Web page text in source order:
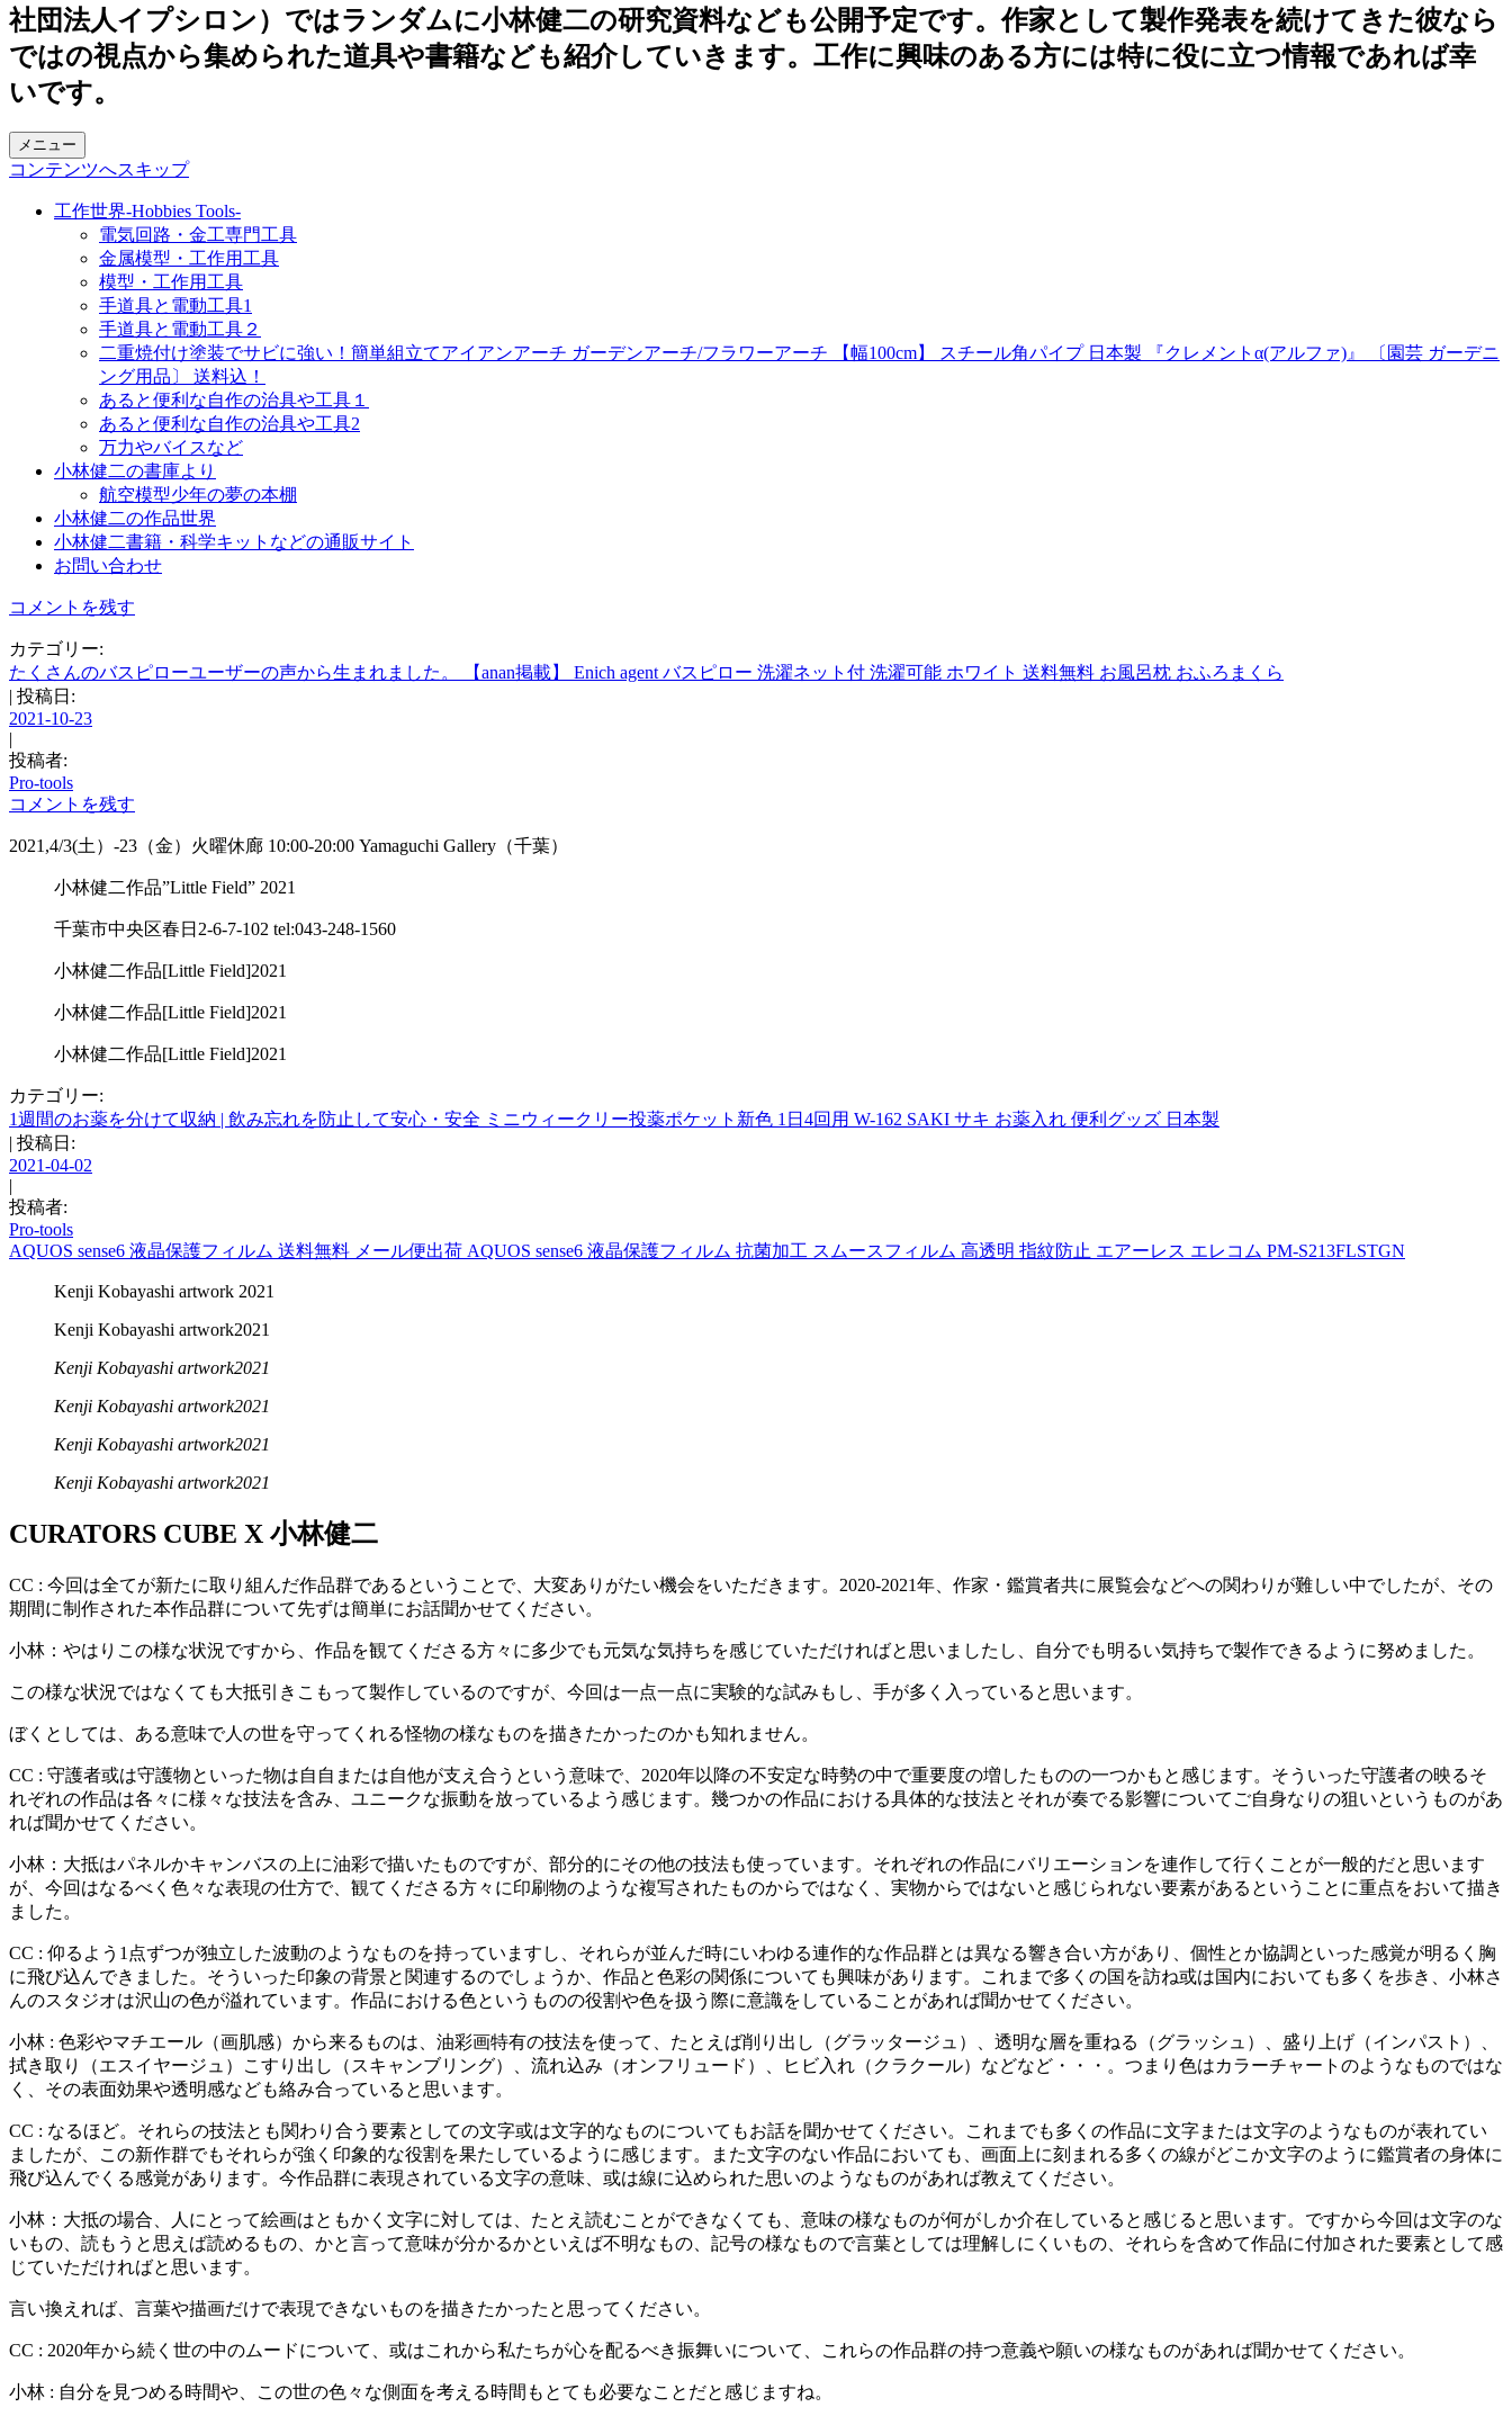
社団法人イプシロン）ではランダムに小林健二の研究資料なども公開予定です。作家として製作発表を続けてきた彼なら
ではの視点から集められた道具や書籍なども紹介していきます。工作に興味のある方には特に役に立つ情報であれば幸
いです。
メニュー
コンテンツへスキップ
工作世界-Hobbies Tools-
電気回路・金工専門工具
金属模型・工作用工具
模型・工作用工具
手道具と電動工具1
手道具と電動工具２
二重焼付け塗装でサビに強い！簡単組立てアイアンアーチ ガーデンアーチ/フラワーアーチ 【幅100cm】 スチール角パイプ 日本製 『クレメントα(アルファ)』 〔園芸 ガーデニ
ング用品〕 送料込！
あると便利な自作の治具や工具１
あると便利な自作の治具や工具2
万力やバイスなど
小林健二の書庫より
航空模型少年の夢の本棚
小林健二の作品世界
小林健二書籍・科学キットなどの通販サイト
お問い合わせ
コメントを残す
カテゴリー:
たくさんのバスピローユーザーの声から生まれました。 【anan掲載】 Enich agent バスピロー 洗濯ネット付 洗濯可能 ホワイト 送料無料 お風呂枕 おふろまくら
| 投稿日:
2021-10-23
|
投稿者:
Pro-tools
コメントを残す
2021,4/3(土）-23（金）火曜休廊 10:00-20:00 Yamaguchi Gallery（千葉）
小林健二作品”Little Field” 2021
千葉市中央区春日2-6-7-102 tel:043-248-1560
小林健二作品[Little Field]2021
小林健二作品[Little Field]2021
小林健二作品[Little Field]2021
カテゴリー:
1週間のお薬を分けて収納 | 飲み忘れを防止して安心・安全 ミニウィークリー投薬ポケット新色 1日4回用 W-162 SAKI サキ お薬入れ 便利グッズ 日本製
| 投稿日:
2021-04-02
|
投稿者:
Pro-tools
AQUOS sense6 液晶保護フィルム 送料無料 メール便出荷 AQUOS sense6 液晶保護フィルム 抗菌加工 スムースフィルム 高透明 指紋防止 エアーレス エレコム PM-S213FLSTGN
Kenji Kobayashi artwork 2021
Kenji Kobayashi artwork2021
Kenji Kobayashi artwork2021
Kenji Kobayashi artwork2021
Kenji Kobayashi artwork2021
Kenji Kobayashi artwork2021
CURATORS CUBE X 小林健二
CC : 今回は全てが新たに取り組んだ作品群であるということで、大変ありがたい機会をいただきます。2020-2021年、作家・鑑賞者共に展覧会などへの関わりが難しい中でしたが、その
期間に制作された本作品群について先ずは簡単にお話聞かせてください。
小林：やはりこの様な状況ですから、作品を観てくださる方々に多少でも元気な気持ちを感じていただければと思いましたし、自分でも明るい気持ちで製作できるように努めました。
この様な状況ではなくても大抵引きこもって製作しているのですが、今回は一点一点に実験的な試みもし、手が多く入っていると思います。
ぼくとしては、ある意味で人の世を守ってくれる怪物の様なものを描きたかったのかも知れません。
CC : 守護者或は守護物といった物は自自または自他が支え合うという意味で、2020年以降の不安定な時勢の中で重要度の増したものの一つかもと感じます。そういった守護者の映るそ
れぞれの作品は各々に様々な技法を含み、ユニークな振動を放っているよう感じます。幾つかの作品における具体的な技法とそれが奏でる影響についてご自身なりの狙いというものがあ
れば聞かせてください。
小林：大抵はパネルかキャンバスの上に油彩で描いたものですが、部分的にその他の技法も使っています。それぞれの作品にバリエーションを連作して行くことが一般的だと思います
が、今回はなるべく色々な表現の仕方で、観てくださる方々に印刷物のような複写されたものからではなく、実物からではないと感じられない要素があるということに重点をおいて描き
ました。
CC : 仰るよう1点ずつが独立した波動のようなものを持っていますし、それらが並んだ時にいわゆる連作的な作品群とは異なる響き合い方があり、個性とか協調といった感覚が明るく胸
に飛び込んできました。そういった印象の背景と関連するのでしょうか、作品と色彩の関係についても興味があります。これまで多くの国を訪ね或は国内においても多くを歩き、小林さ
んのスタジオは沢山の色が溢れています。作品における色というものの役割や色を扱う際に意識をしていることがあれば聞かせてください。
小林 : 色彩やマチエール（画肌感）から来るものは、油彩画特有の技法を使って、たとえば削り出し（グラッタージュ）、透明な層を重ねる（グラッシュ）、盛り上げ（インパスト）、
拭き取り（エスイヤージュ）こすり出し（スキャンブリング）、流れ込み（オンフリュード）、ヒビ入れ（クラクール）などなど・・・。つまり色はカラーチャートのようなものではな
く、その表面効果や透明感なども絡み合っていると思います。
CC : なるほど。それらの技法とも関わり合う要素としての文字或は文字的なものについてもお話を聞かせてください。これまでも多くの作品に文字または文字のようなものが表れてい
ましたが、この新作群でもそれらが強く印象的な役割を果たしているように感じます。また文字のない作品においても、画面上に刻まれる多くの線がどこか文字のように鑑賞者の身体に
飛び込んでくる感覚があります。今作品群に表現されている文字の意味、或は線に込められた思いのようなものがあれば教えてください。
小林：大抵の場合、人にとって絵画はともかく文字に対しては、たとえ読むことができなくても、意味の様なものが何がしか介在していると感じると思います。ですから今回は文字のな
いもの、読もうと思えば読めるもの、かと言って意味が分かるかといえば不明なもの、記号の様なもので言葉としては理解しにくいもの、それらを含めて作品に付加された要素として感
じていただければと思います。
言い換えれば、言葉や描画だけで表現できないものを描きたかったと思ってください。
CC : 2020年から続く世の中のムードについて、或はこれから私たちが心を配るべき振舞いについて、これらの作品群の持つ意義や願いの様なものがあれば聞かせてください。
小林 : 自分を見つめる時間や、この世の色々な側面を考える時間もとても必要なことだと感じますね。